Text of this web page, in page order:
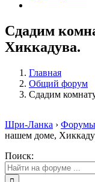
Сдадим
Хиккадува.
Главная
Общий форум
Сдадим
Шри-Ланка › Форумы
нашем доме,
Поиск: